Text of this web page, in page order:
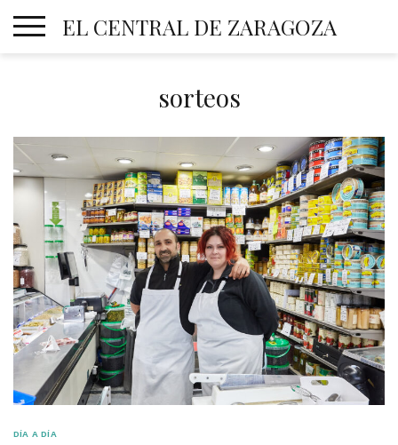
EL CENTRAL DE ZARAGOZA
sorteos
DÍA A DÍA